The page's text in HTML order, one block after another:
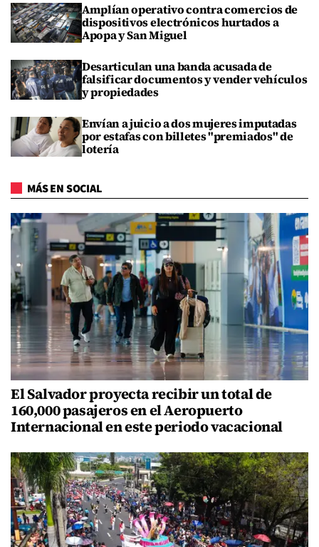
Amplían operativo contra comercios de
dispositivos electrónicos hurtados a
Apopa y San Miguel
Desarticulan una banda acusada de
falsificar documentos y vender vehículos
y propiedades
Envían a juicio a dos mujeres imputadas
por estafas con billetes "premiados" de
lotería
MÁS EN SOCIAL
El Salvador proyecta recibir un total de
160,000 pasajeros en el Aeropuerto
Internacional en este periodo vacacional